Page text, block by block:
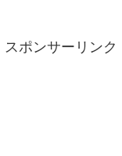
スポンサーリンク